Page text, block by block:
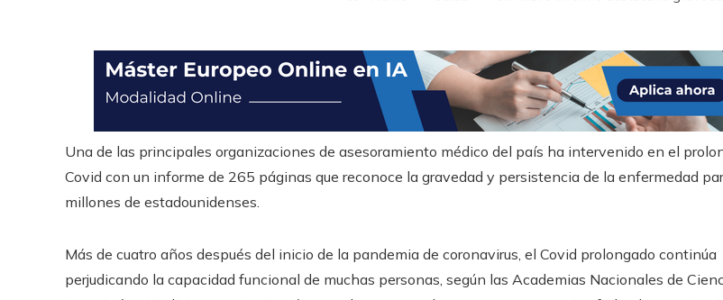
Una de las principales organizaciones de asesoramiento médico del país ha intervenido en el
Covid con un informe de 265 páginas que reconoce la gravedad y persistencia de la enfermedad
millones de estadounidenses.
Más de cuatro años después del inicio de la pandemia de coronavirus, el Covid prolongado continúa
perjudicando la capacidad funcional de muchas personas, según las Academias Nacionales de